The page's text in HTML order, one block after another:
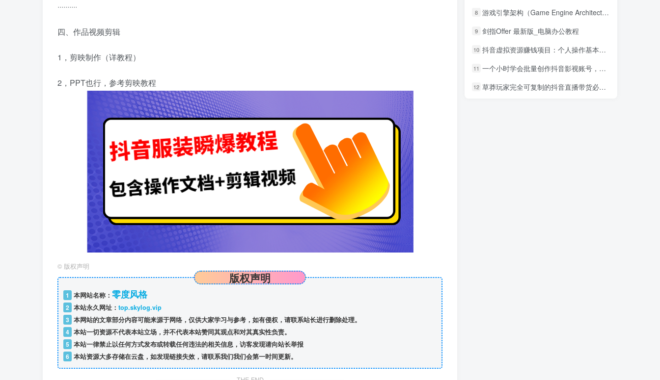
··········
四、作品视频剪辑
1，剪映制作（详教程）
2，PPT也行，参考剪映教程
© 版权声明
版权声明
1 本网站名称： 零度风格
2 本站永久网址： top.skylog.vip
3 本网站的文章部分内容可能来源于网络，仅供大家学习与参考，如有侵权，请联系站长进行删除处理。
4 本站一切资源不代表本站立场，并不代表本站赞同其观点和对其真实性负责。
5 本站一律禁止以任何方式发布或转载任何违法的相关信息，访客发现请向站长举报
6 本站资源大多存储在云盘，如发现链接失效，请联系我们我们会第一时间更新。
8 游戏引擎架构（Game Engine Architecture） 中文pdf_游戏开发教程
9 剑指Offer 最新版_电脑办公教程
10 抖音虚拟资源赚钱项目：个人操作基本每天纯利300左右
11 一个小时学会批量创作抖音影视账号，影视账号创作解析（附搬运模板）
12 草莽玩家完全可复制的抖音直播带货必起号方法，0 粉 0 投放【保姆级教程】